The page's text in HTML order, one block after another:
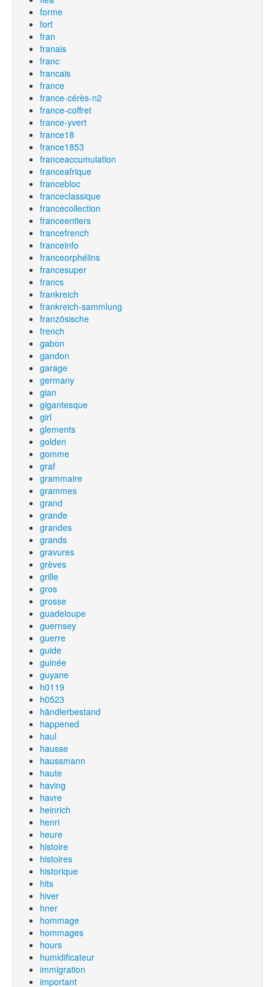
forme
fort
fran
franais
franc
francais
france
france-cérès-n2
france-coffret
france-yvert
france18
france1853
franceaccumulation
franceafrique
francebloc
franceclassique
francecollection
franceentiers
francefrench
franceinfo
franceorphélins
francesuper
francs
frankreich
frankreich-sammlung
französische
french
gabon
gandon
garage
germany
gian
gigantesque
girl
glements
golden
gomme
graf
grammaire
grammes
grand
grande
grandes
grands
gravures
grèves
grille
gros
grosse
guadeloupe
guernsey
guerre
guide
guinée
guyane
h0119
h0523
händlerbestand
happened
haul
hausse
haussmann
haute
having
havre
heinrich
henri
heure
histoire
histoires
historique
hits
hiver
hner
hommage
hommages
hours
humidificateur
immigration
important